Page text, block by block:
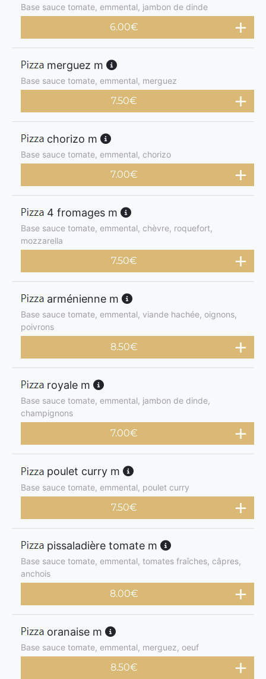
Base sauce tomate, emmental, jambon de dinde
6.00€
merguez m
Base sauce tomate, emmental, merguez
7.50€
chorizo m
Base sauce tomate, emmental, chorizo
7.00€
4 fromages m
Base sauce tomate, emmental, chèvre, roquefort,
mozzarella
7.50€
arménienne m
Base sauce tomate, emmental, viande hachée, oignons,
poivrons
8.50€
royale m
Base sauce tomate, emmental, jambon de dinde,
champignons
7.00€
poulet curry m
Base sauce tomate, emmental, poulet curry
7.50€
pissaladière tomate m
Base sauce tomate, emmental, tomates fraîches, câpres,
anchois
8.00€
oranaise m
Base sauce tomate, emmental, merguez, oeuf
8.50€